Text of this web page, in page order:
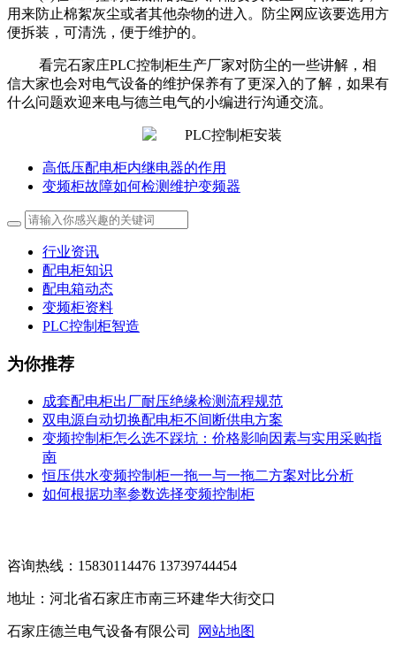
用来防止棉絮灰尘或者其他杂物的进入。防尘网应该要选用方
便拆装，可清洗，便于维护的。
看完石家庄PLC控制柜生产厂家对防尘的一些讲解，相
信大家也会对电气设备的维护保养有了更深入的了解，如果有
什么问题欢迎来电与德兰电气的小编进行沟通交流。
高低压配电柜内继电器的作用
变频柜故障如何检测维护变频器
行业资讯
配电柜知识
配电箱动态
变频柜资料
PLC控制柜智造
为你推荐
成套配电柜出厂耐压绝缘检测流程规范
双电源自动切换配电柜不间断供电方案
变频控制柜怎么选不踩坑：价格影响因素与实用采购指
南
恒压供水变频控制柜一拖一与一拖二方案对比分析
如何根据功率参数选择变频控制柜
咨询热线：15830114476 13739744454
地址：河北省石家庄市南三环建华大街交口
石家庄德兰电气设备有限公司 网站地图